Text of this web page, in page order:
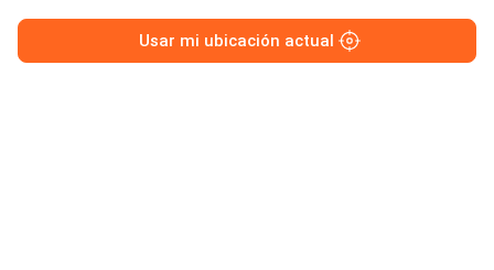
Usar mi ubicación actual